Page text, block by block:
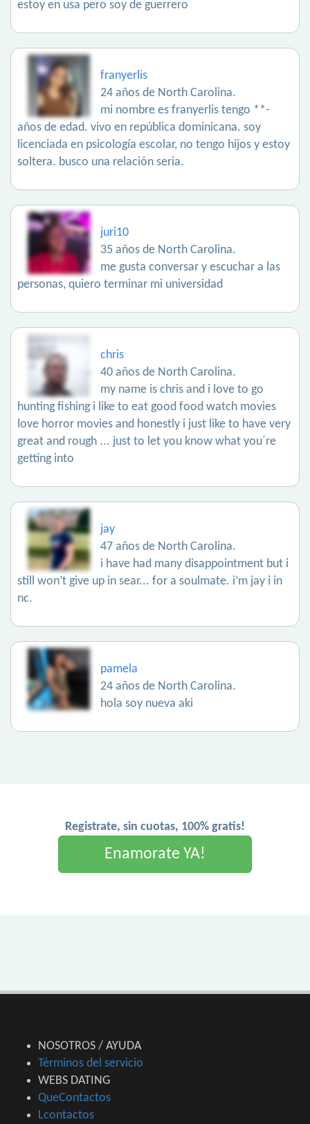
estoy en usa pero soy de guerrero
franyerlis
24 años de North Carolina.
mi nombre es franyerlis tengo **-
años de edad. vivo en república dominicana. soy
licenciada en psicología escolar, no tengo hijos y estoy
soltera. busco una relación seria.
juri10
35 años de North Carolina.
me gusta conversar y escuchar a las
personas, quiero terminar mi universidad
chris
40 años de North Carolina.
my name is chris and i love to go
hunting fishing i like to eat good food watch movies
love horror movies and honestly i just like to have very
great and rough ... just to let you know what you´re
getting into
jay
47 años de North Carolina.
i have had many disappointment but i
still won’t give up in sear... for a soulmate. i’m jay i in
nc.
pamela
24 años de North Carolina.
hola soy nueva aki
Registrate, sin cuotas, 100% gratis!
Enamorate YA!
NOSOTROS / AYUDA
Términos del servicio
WEBS DATING
QueContactos
Lcontactos